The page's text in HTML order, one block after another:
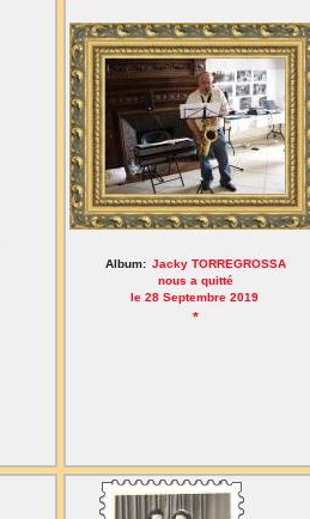
Album: Jacky TORREGROSSA
nous a quitté
le 28 Septembre 2019
*